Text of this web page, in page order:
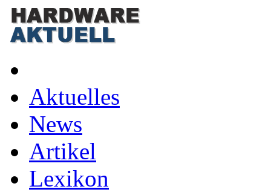
Aktuelles
News
Artikel
Lexikon